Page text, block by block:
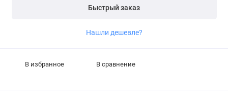
Быстрый заказ
Нашли дешевле?
В избранное В сравнение